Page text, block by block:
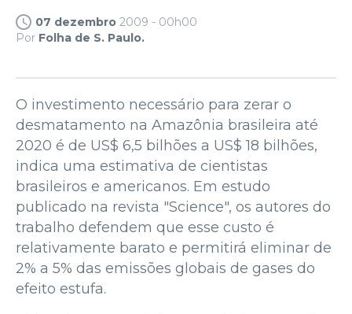
07 dezembro 2009 - 00h00
Por Folha de S. Paulo.
O investimento necessário para zerar o
desmatamento na Amazônia brasileira até
2020 é de US$ 6,5 bilhões a US$ 18 bilhões,
indica uma estimativa de cientistas
brasileiros e americanos. Em estudo
publicado na revista "Science", os autores do
trabalho defendem que esse custo é
relativamente barato e permitirá eliminar de
2% a 5% das emissões globais de gases do
efeito estufa.